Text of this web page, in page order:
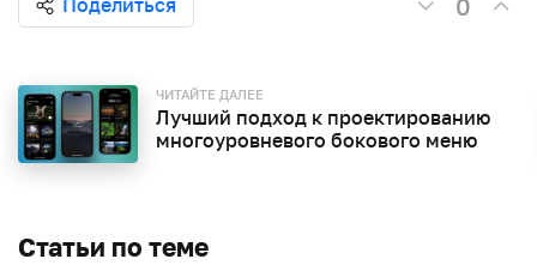
Поделиться 0
ЧИТАЙТЕ ДАЛЕЕ
Лучший подход к проектированию
многоуровневого бокового меню
Статьи по теме